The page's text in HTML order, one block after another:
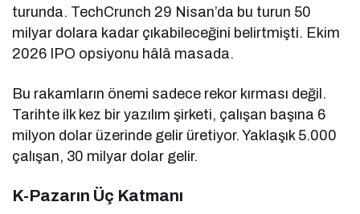
turunda. TechCrunch 29 Nisan’da bu turun 50
milyar dolara kadar çıkabileceğini belirtmişti. Ekim
2026 IPO opsiyonu hâlâ masada.
Bu rakamların önemi sadece rekor kırması değil.
Tarihte ilk kez bir yazılım şirketi, çalışan başına 6
milyon dolar üzerinde gelir üretiyor. Yaklaşık 5.000
çalışan, 30 milyar dolar gelir.
K-Pazarın Üç Katmanı